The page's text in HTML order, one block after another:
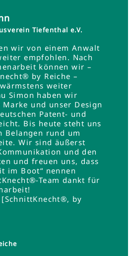
Tiefenthal e.V.
wir von einem Anwalt
empfohlen. Nach
können wir –
by Reiche –
weiter
Simon haben wir
und unser Design
Patent- und
Bis heute steht uns
Belangen rund um
Wir sind äußerst
und den
und freuen uns, dass
im Boot“ nennen
Team dankt für
by